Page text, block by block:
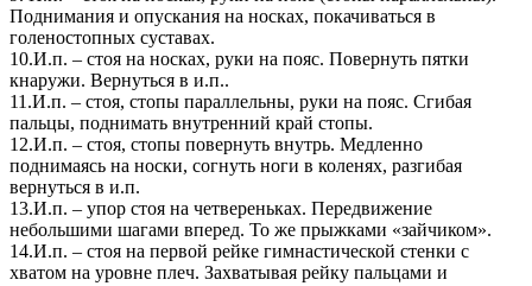
Поднимания и опускания на носках, покачиваться в
голеностопных суставах.
10.И.п. – стоя на носках, руки на пояс. Повернуть пятки
кнаружи. Вернуться в и.п..
11.И.п. – стоя, стопы параллельны, руки на пояс. Сгибая
пальцы, поднимать внутренний край стопы.
12.И.п. – стоя, стопы повернуть внутрь. Медленно
поднимаясь на носки, согнуть ноги в коленях, разгибая
вернуться в и.п.
13.И.п. – упор стоя на четвереньках. Передвижение
небольшими шагами вперед. То же прыжками «зайчиком».
14.И.п. – стоя на первой рейке гимнастической стенки с
хватом на уровне плеч. Захватывая рейку пальцами и